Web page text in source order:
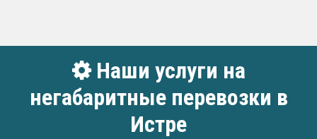
Наши услуги на
негабаритные перевозки в
Истре